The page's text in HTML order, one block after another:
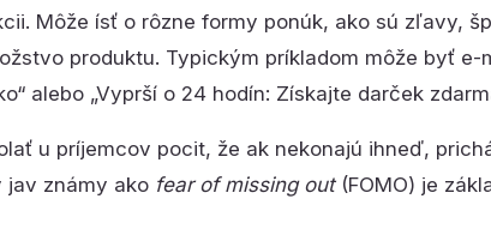
Môže ísť o rôzne formy ponúk, ako sú zľavy,
produktu. Typickým príkladom môže byť e-
alebo „Vyprší o 24 hodín: Získajte darček
u príjemcov pocit, že ak nekonajú ihneď,
jav známy ako fear of missing out(FOMO) je